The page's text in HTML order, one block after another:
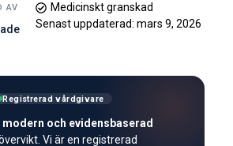
AV
Medicinskt granskad
Senast uppdaterad: mars 9, 2026
Registrerad vårdgivare
modern och evidensbaserad
Vi är en registrerad